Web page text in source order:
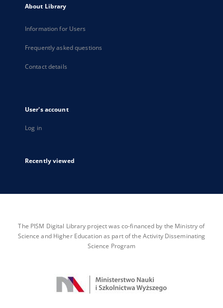
About Library
Information for Users
Frequently asked questions
Contact details
User's account
Log in
Recently viewed
The PISM Digital Library project was co-financed by the Ministry of
Science and Higher Education as part of the Activity Disseminating
Science Program